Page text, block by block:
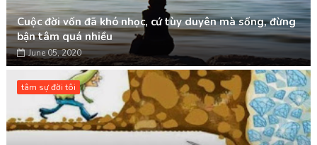
Cuộc đời vốn đã khó nhọc, cứ tùy duyên mà sống, đừng
bận tâm quá nhiều
June 05, 2020
tâm sự đời tôi